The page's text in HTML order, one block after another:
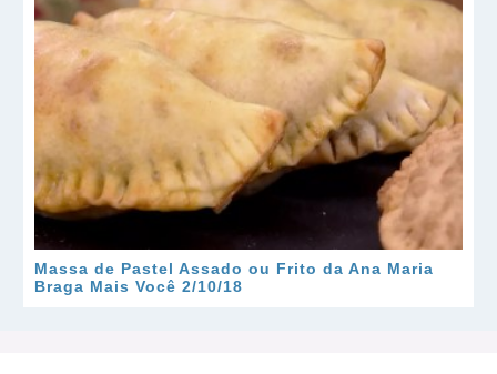
Massa de Pastel Assado ou Frito da Ana Maria
Braga Mais Você 2/10/18